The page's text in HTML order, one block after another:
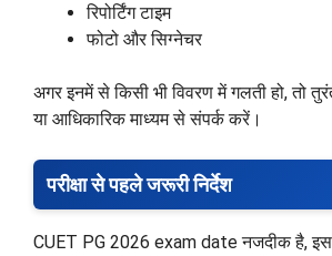
रिपोर्टिंग टाइम
फोटो और सिग्नेचर
अगर इनमें से किसी भी विवरण में गलती हो, तो
या आधिकारिक माध्यम से संपर्क करें।
परीक्षा से पहले जरूरी निर्देश
CUET PG 2026 exam date नजदीक है,